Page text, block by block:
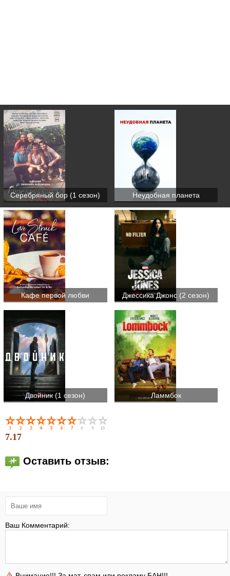
Серебряный бор (1 сезон) Неудобная планета
Кафе первой любви Джессика Джонс (2 сезон)
Двойник (1 сезон) Ламмбок
7.17
Оставить отзыв:
Ваш Комментарий: